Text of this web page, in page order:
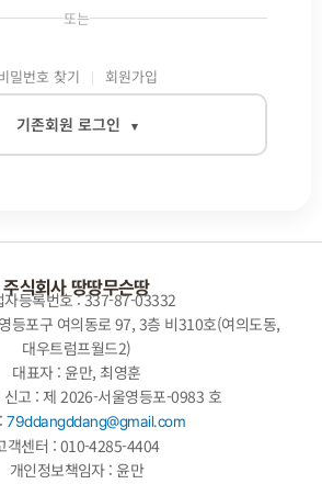
또는
밀번호 찾기 회원가입
기존회원 로그인 ▾
로그인
주식회사 땅땅무슨땅
자등록번호 : 337-87-03332
등포구 여의동로 97, 3층 비310호(여의도동,
대우트럼프월드2)
대표자 : 윤만, 최영훈
신고 : 제 2026-서울영등포-0983 호
79ddangddang@gmail.com
객센터 : 010-4285-4404
개인정보책임자 : 윤만